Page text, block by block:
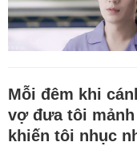
Mỗi đêm khi
vợ đưa tôi
khiến tôi nhục